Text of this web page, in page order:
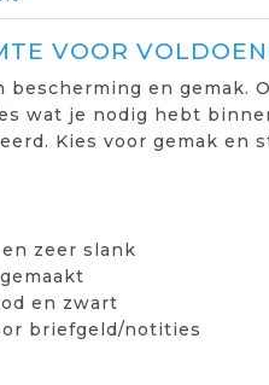
VOOR
en gemak.
wat je nodig hebt
Kies voor gemak en
zeer slank
en zwart
briefgeld/notities